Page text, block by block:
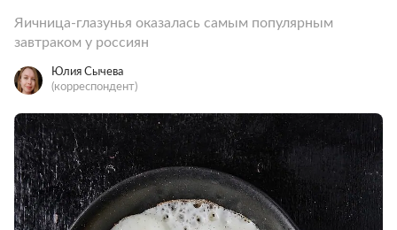
Яичница-глазунья оказалась самым популярным
завтраком у россиян
Юлия Сычева
(корреспондент)